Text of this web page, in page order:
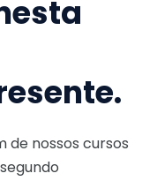
de nossos cursos